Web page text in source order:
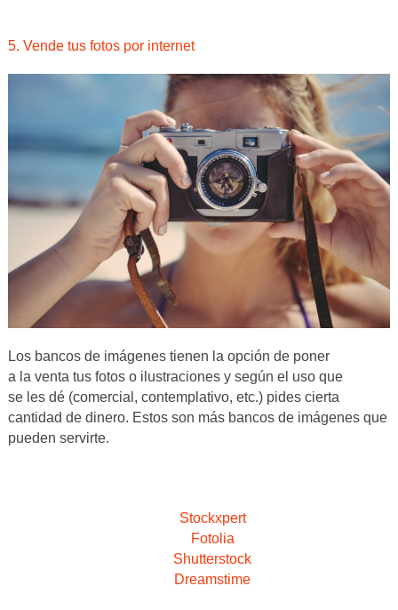
5. Vende tus fotos por internet
Los bancos de imágenes tienen la opción de poner
a la venta tus fotos o ilustraciones y según el uso que
se les dé (comercial, contemplativo, etc.) pides cierta
cantidad de dinero. Estos son más bancos de imágenes que
pueden servirte.
Stockxpert
Fotolia
Shutterstock
Dreamstime